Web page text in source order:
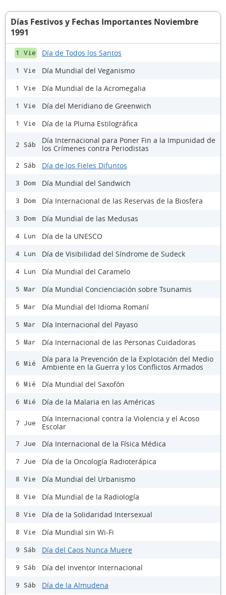
Días Festivos y Fechas Importantes Noviembre
1991
1 Vie Día de Todos los Santos
1 Vie Día Mundial del Veganismo
1 Vie Día Mundial de la Acromegalia
1 Vie Día del Meridiano de Greenwich
1 Vie Día de la Pluma Estilográfica
2 Sáb
Día Internacional para Poner Fin a la Impunidad de
los Crímenes contra Periodistas
2 Sáb Día de los Fieles Difuntos
3 Dom Día Mundial del Sandwich
3 Dom Día Internacional de las Reservas de la Biosfera
3 Dom Día Mundial de las Medusas
4 Lun Día de la UNESCO
4 Lun Día de Visibilidad del Síndrome de Sudeck
4 Lun Día Mundial del Caramelo
5 Mar Día Mundial Concienciación sobre Tsunamis
5 Mar Día Mundial del Idioma Romaní
5 Mar Día Internacional del Payaso
5 Mar Día Internacional de las Personas Cuidadoras
6 Mié
Día para la Prevención de la Explotación del Medio
Ambiente en la Guerra y los Conflictos Armados
6 Mié Día Mundial del Saxofón
6 Mié Día de la Malaria en las Américas
7 Jue
Día Internacional contra la Violencia y el Acoso
Escolar
7 Jue Día Internacional de la Física Médica
7 Jue Día de la Oncología Radioterápica
8 Vie Día Mundial del Urbanismo
8 Vie Día Mundial de la Radiología
8 Vie Día de la Solidaridad Intersexual
8 Vie Día Mundial sin Wi-Fi
9 Sáb Día del Caos Nunca Muere
9 Sáb Día del Inventor Internacional
9 Sáb Día de la Almudena